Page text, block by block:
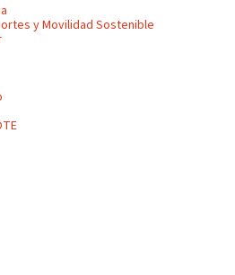
y Movilidad Sostenible